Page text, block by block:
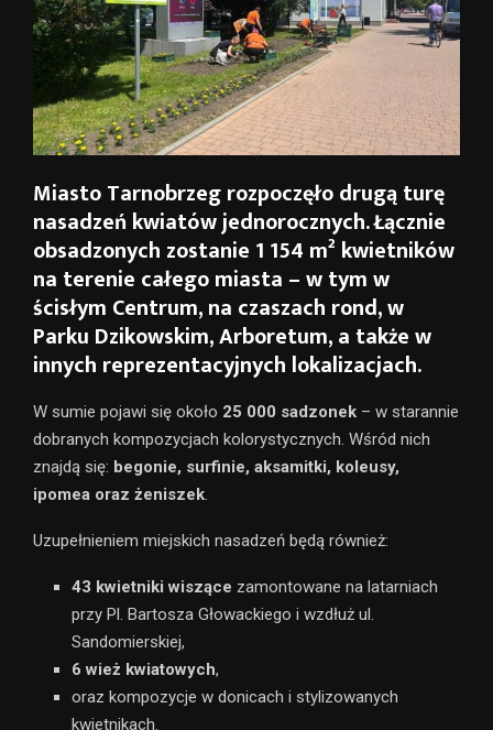
Miasto Tarnobrzeg rozpoczęło drugą turę
nasadzeń kwiatów jednorocznych. Łącznie
obsadzonych zostanie 1 154 m² kwietników
na terenie całego miasta – w tym w
ścisłym Centrum, na czaszach rond, w
Parku Dzikowskim,Arboretum, a także w
innych reprezentacyjnych lokalizacjach.
W sumie pojawi się około 25 000 sadzonek – w starannie
dobranych kompozycjach kolorystycznych. Wśród nich
znajdą się: begonie, surfinie, aksamitki, koleusy,
ipomea oraz żeniszek.
Uzupełnieniem miejskich nasadzeń będą również:
43 kwietniki wiszące zamontowane na latarniach
przy Pl. Bartosza Głowackiego i wzdłuż ul.
Sandomierskiej,
6 wież kwiatowych,
oraz kompozycje w donicach i stylizowanych
kwietnikach.